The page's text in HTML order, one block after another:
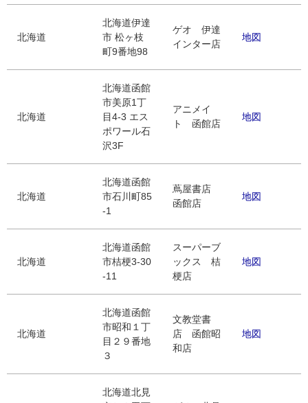
北海道
北海道伊達
市 松ヶ枝
町9番地98
ゲオ 伊達
インター店
地図
北海道
北海道函館
市美原1丁
目4-3 エス
ポワール石
沢3F
アニメイ
ト 函館店
地図
北海道
北海道函館
市石川町85
-1
蔦屋書店
函館店
地図
北海道
北海道函館
市桔梗3-30
-11
スーパーブ
ックス 桔
梗店
地図
北海道
北海道函館
市昭和１丁
目２９番地
３
文教堂書
店 函館昭
和店
地図
北海道北見